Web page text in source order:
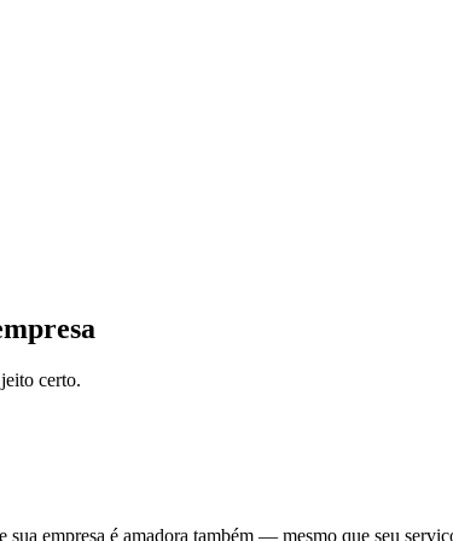
certo.
empresa é amadora também — mesmo que seu